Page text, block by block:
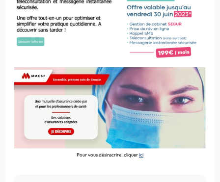
Pour vous désinscrire, cliquerici